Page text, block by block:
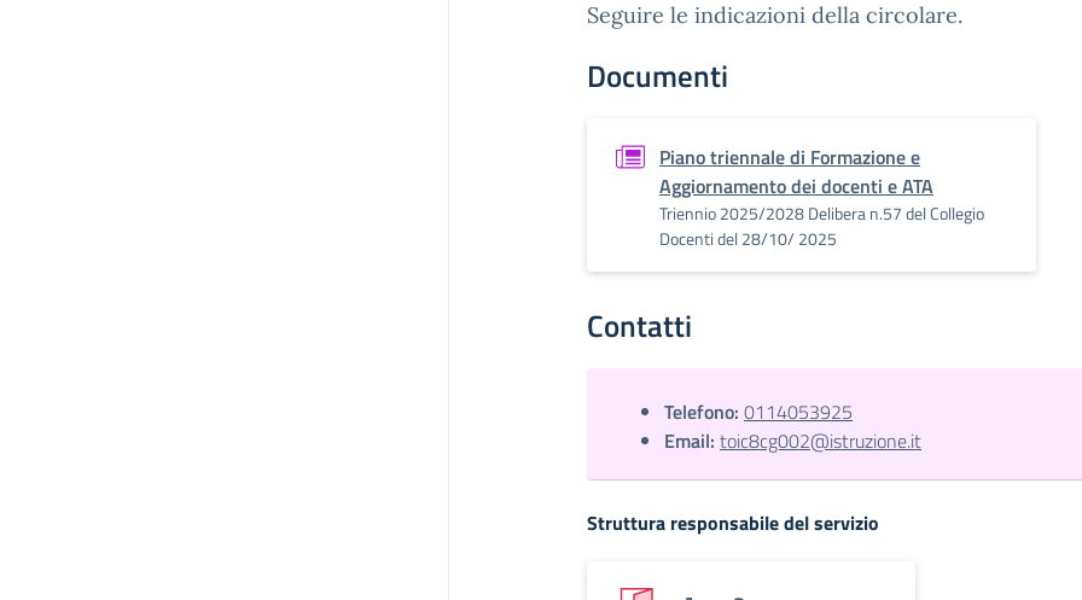
Seguire le indicazioni della circolare.
Documenti
Piano triennale di Formazione e
Aggiornamento dei docenti e ATA
Triennio 2025/2028 Delibera n.57 del Collegio
Docenti del 28/10/ 2025
Contatti
Telefono: 0114053925
Email: toic8cg002@istruzione.it
Struttura responsabile del servizio